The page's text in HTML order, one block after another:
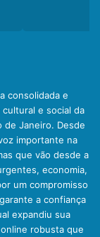
consolidada e
e social da
de Janeiro. Desde
importante na
que vão desde a
economia,
um compromisso
a confiança
expandiu sua
robusta que